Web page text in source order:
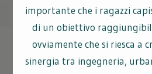
importante che i ragazzi
di un obiettivo
ovviamente che si riesca a
sinergia tra ingegneria,